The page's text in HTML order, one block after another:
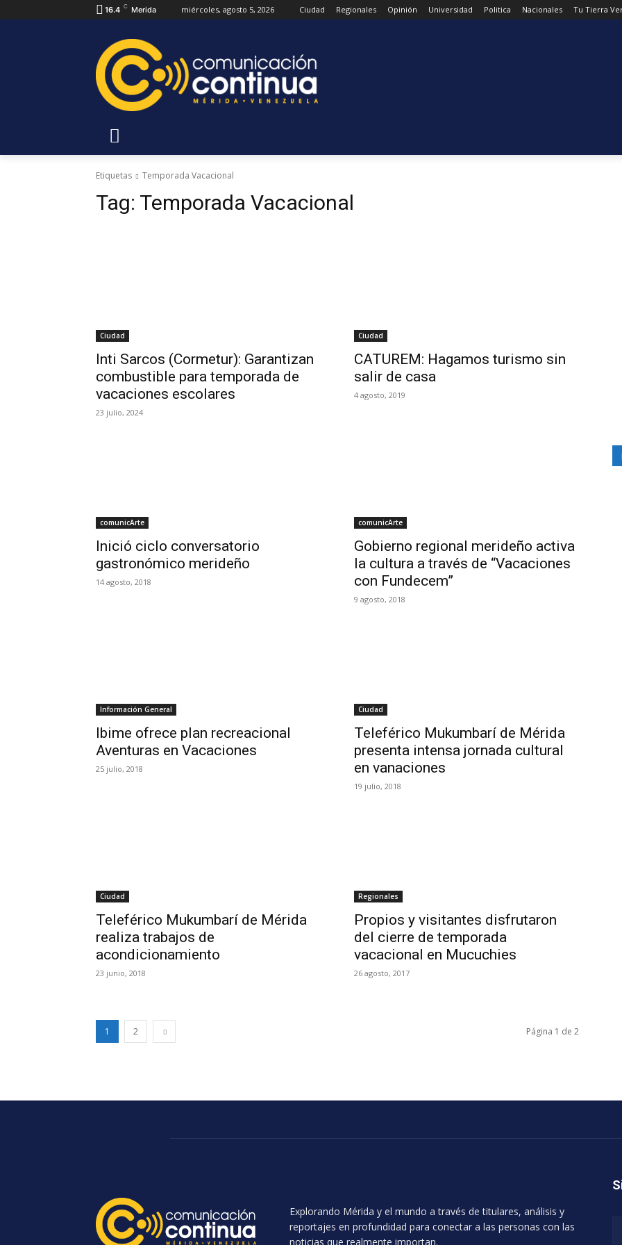
16.4 C Merida miércoles, agosto 5, 2026 Ciudad Regionales Opinión Universidad Politica Nacionales Tu Tierra
Etiquetas Temporada Vacacional
Tag: Temporada Vacacional
Ciudad
Inti Sarcos (Cormetur): Garantizan
combustible para temporada de
vacaciones escolares
23 julio, 2024
Ciudad
CATUREM: Hagamos turismo sin
salir de casa
4 agosto, 2019
comunicArte
Inició ciclo conversatorio
gastronómico merideño
14 agosto, 2018
comunicArte
Gobierno regional merideño activa
la cultura a través de “Vacaciones
con Fundecem”
9 agosto, 2018
Información General
Ibime ofrece plan recreacional
Aventuras en Vacaciones
25 julio, 2018
Ciudad
Teleférico Mukumbarí de Mérida
presenta intensa jornada cultural
en vanaciones
19 julio, 2018
Ciudad
Teleférico Mukumbarí de Mérida
realiza trabajos de
acondicionamiento
23 junio, 2018
Regionales
Propios y visitantes disfrutaron
del cierre de temporada
vacacional en Mucuchies
26 agosto, 2017
1 2 Página 1 de 2
Explorando Mérida y el mundo a través de titulares, análisis y
reportajes en profundidad para conectar a las personas con las
noticias que realmente importan.